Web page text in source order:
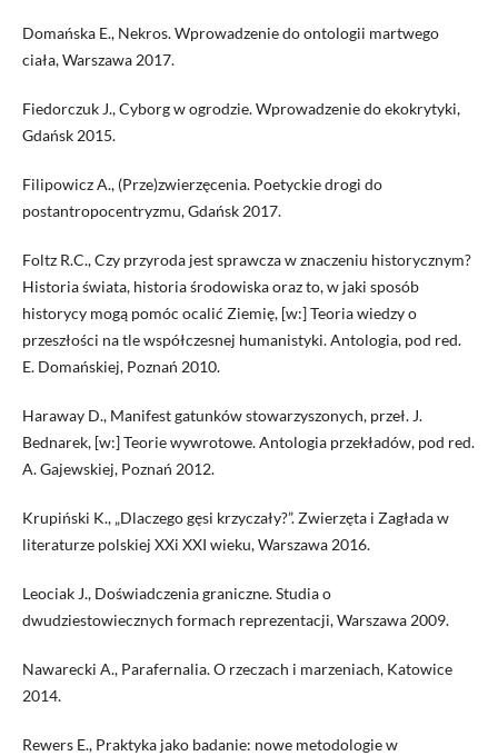
Domańska E., Nekros. Wprowadzenie do ontologii martwego
ciała, Warszawa 2017.
Fiedorczuk J., Cyborg w ogrodzie. Wprowadzenie do ekokrytyki,
Gdańsk 2015.
Filipowicz A., (Prze)zwierzęcenia. Poetyckie drogi do
postantropocentryzmu, Gdańsk 2017.
Foltz R.C., Czy przyroda jest sprawcza w znaczeniu historycznym?
Historia świata, historia środowiska oraz to, w jaki sposób
historycy mogą pomóc ocalić Ziemię, [w:] Teoria wiedzy o
przeszłości na tle współczesnej humanistyki. Antologia, pod red.
E. Domańskiej, Poznań 2010.
Haraway D., Manifest gatunków stowarzyszonych, przeł. J.
Bednarek, [w:] Teorie wywrotowe. Antologia przekładów, pod red.
A. Gajewskiej, Poznań 2012.
Krupiński K., „Dlaczego gęsi krzyczały?”. Zwierzęta i Zagłada w
literaturze polskiej XXi XXI wieku, Warszawa 2016.
Leociak J., Doświadczenia graniczne. Studia o
dwudziestowiecznych formach reprezentacji, Warszawa 2009.
Nawarecki A., Parafernalia. O rzeczach i marzeniach, Katowice
2014.
Rewers E., Praktyka jako badanie: nowe metodologie w